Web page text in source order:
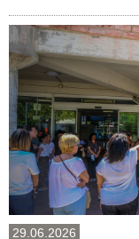
29.06.2026